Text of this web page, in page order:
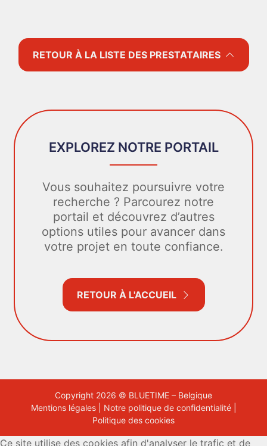
RETOUR À LA LISTE DES PRESTATAIRES
EXPLOREZ NOTRE PORTAIL
Vous souhaitez poursuivre votre
recherche ? Parcourez notre
portail et découvrez d’autres
options utiles pour avancer dans
votre projet en toute confiance.
RETOUR À L'ACCUEIL
Copyright 2026 © BLUETIME – Belgique
Mentions légales| Notre politique de confidentialité|
Politique des cookies
Ce site utilise des cookies afin d'analyser le trafic et de